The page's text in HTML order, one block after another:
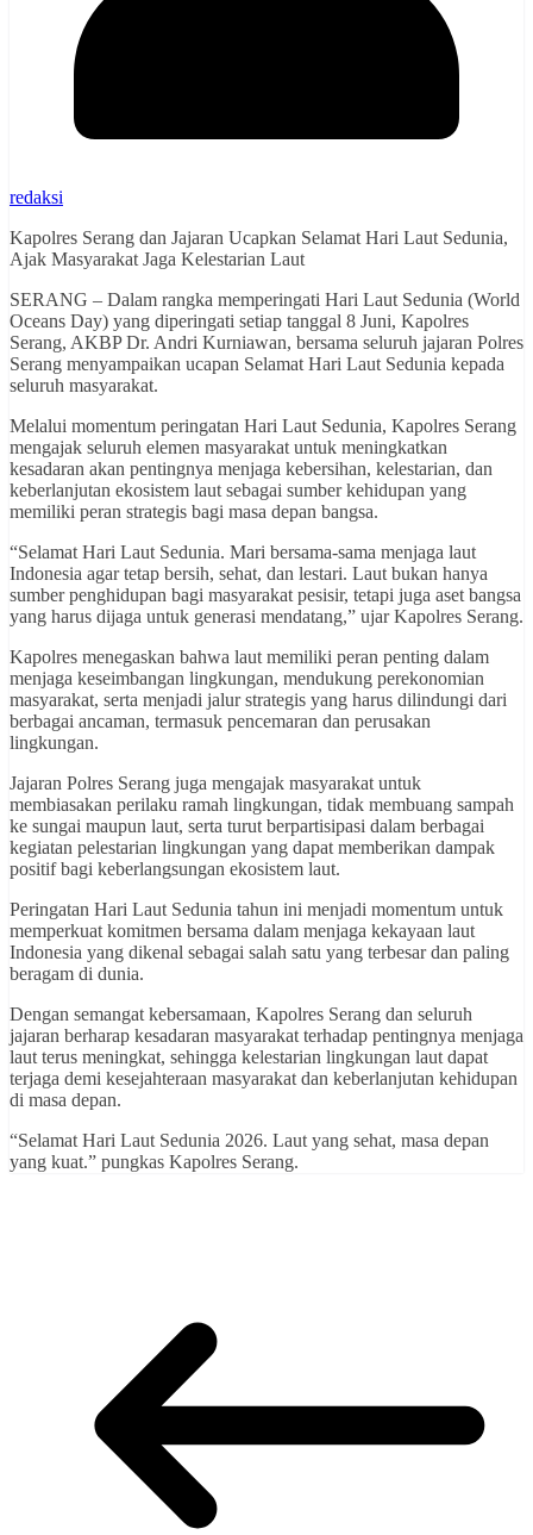
redaksi
Kapolres Serang dan Jajaran Ucapkan Selamat Hari Laut Sedunia,
Ajak Masyarakat Jaga Kelestarian Laut
SERANG – Dalam rangka memperingati Hari Laut Sedunia (World
Oceans Day) yang diperingati setiap tanggal 8 Juni, Kapolres
Serang, AKBP Dr. Andri Kurniawan, bersama seluruh jajaran Polres
Serang menyampaikan ucapan Selamat Hari Laut Sedunia kepada
seluruh masyarakat.
Melalui momentum peringatan Hari Laut Sedunia, Kapolres Serang
mengajak seluruh elemen masyarakat untuk meningkatkan
kesadaran akan pentingnya menjaga kebersihan, kelestarian, dan
keberlanjutan ekosistem laut sebagai sumber kehidupan yang
memiliki peran strategis bagi masa depan bangsa.
“Selamat Hari Laut Sedunia. Mari bersama-sama menjaga laut
Indonesia agar tetap bersih, sehat, dan lestari. Laut bukan hanya
sumber penghidupan bagi masyarakat pesisir, tetapi juga aset bangsa
yang harus dijaga untuk generasi mendatang,” ujar Kapolres Serang.
Kapolres menegaskan bahwa laut memiliki peran penting dalam
menjaga keseimbangan lingkungan, mendukung perekonomian
masyarakat, serta menjadi jalur strategis yang harus dilindungi dari
berbagai ancaman, termasuk pencemaran dan perusakan
lingkungan.
Jajaran Polres Serang juga mengajak masyarakat untuk
membiasakan perilaku ramah lingkungan, tidak membuang sampah
ke sungai maupun laut, serta turut berpartisipasi dalam berbagai
kegiatan pelestarian lingkungan yang dapat memberikan dampak
positif bagi keberlangsungan ekosistem laut.
Peringatan Hari Laut Sedunia tahun ini menjadi momentum untuk
memperkuat komitmen bersama dalam menjaga kekayaan laut
Indonesia yang dikenal sebagai salah satu yang terbesar dan paling
beragam di dunia.
Dengan semangat kebersamaan, Kapolres Serang dan seluruh
jajaran berharap kesadaran masyarakat terhadap pentingnya menjaga
laut terus meningkat, sehingga kelestarian lingkungan laut dapat
terjaga demi kesejahteraan masyarakat dan keberlanjutan kehidupan
di masa depan.
“Selamat Hari Laut Sedunia 2026. Laut yang sehat, masa depan
yang kuat.” pungkas Kapolres Serang.